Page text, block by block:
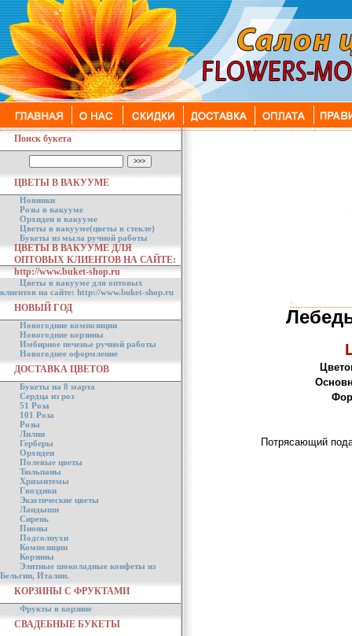
Поиск букета
ЦВЕТЫ В ВАКУУМЕ
Новинки
Розы в вакууме
Орхидеи в вакууме
Цветы в вакууме(цветы в стекле)
Букеты из мыла ручной работы
ЦВЕТЫ В ВАКУУМЕ ДЛЯ
ОПТОВЫХ КЛИЕНТОВ НА САЙТЕ:
http://www.buket-shop.ru
Цветы в вакууме для оптовых
клиентов на сайте: http://www.buket-shop.ru
НОВЫЙ ГОД
Новогодние композиции
Новогодние корзины
Имбирное печенье ручной работы
Новогоднее оформление
ДОСТАВКА ЦВЕТОВ
Букеты на 8 марта
Сердца из роз
51 Роза
101 Роза
Розы
Лилии
Герберы
Орхидеи
Полевые цветы
Тюльпаны
Хризантемы
Гвоздики
Экзотические цветы
Ландыши
Сирень
Пионы
Подсолнухи
Композиции
Корзины
Элитные шоколадные конфеты из
Бельгии, Италии.
КОРЗИНЫ С ФРУКТАМИ
Фрукты в корзине
СВАДЕБНЫЕ БУКЕТЫ
Потрясающий